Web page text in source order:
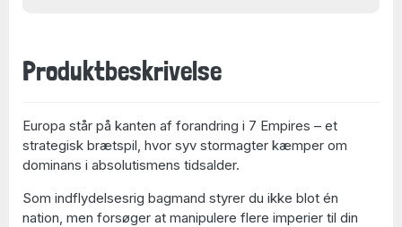
Produktbeskrivelse
Europa står på kanten af forandring i 7 Empires – et
strategisk brætspil, hvor syv stormagter kæmper om
dominans i absolutismens tidsalder.
Som indflydelsesrig bagmand styrer du ikke blot én
nation, men forsøger at manipulere flere imperier til din